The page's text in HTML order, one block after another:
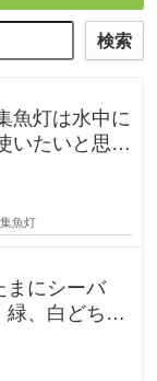
検索
魚灯は水中に
集魚灯
まにシーバ
緑、白どちら